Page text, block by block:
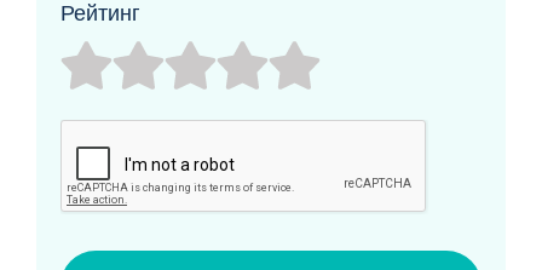
Рейтинг